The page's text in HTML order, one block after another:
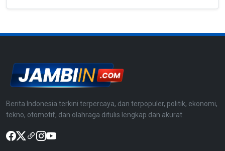
Berita Indonesia terkini terpercaya, dan terpopuler, politik, ekonomi,
tekno, otomotif, dan olahraga ditulis lengkap dan akurat.